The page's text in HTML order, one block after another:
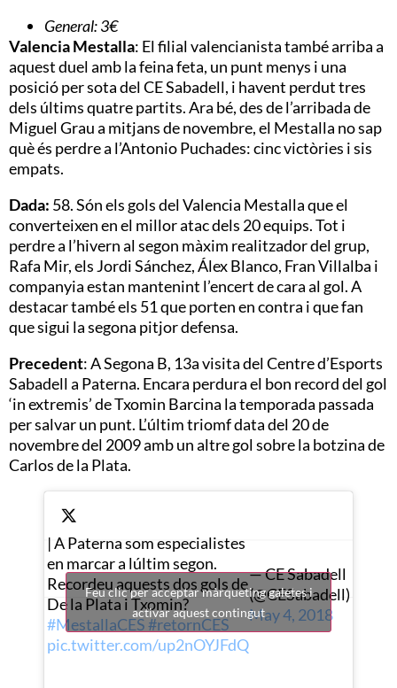
General: 3€
Valencia Mestalla: El filial valencianista també arriba a
aquest duel amb la feina feta, un punt menys i una
posició per sota del CE Sabadell, i havent perdut tres
dels últims quatre partits. Ara bé, des de l’arribada de
Miguel Grau a mitjans de novembre, el Mestalla no sap
què és perdre a l’Antonio Puchades: cinc victòries i sis
empats.
Dada: 58. Són els gols del Valencia Mestalla que el
converteixen en el millor atac dels 20 equips. Tot i
perdre a l’hivern al segon màxim realitzador del grup,
Rafa Mir, els Jordi Sánchez, Álex Blanco, Fran Villalba i
companyia estan mantenint l’encert de cara al gol. A
destacar també els 51 que porten en contra i que fan
que sigui la segona pitjor defensa.
Precedent:A Segona B, 13a visita del Centre d’Esports
Sabadell a Paterna. Encara perdura el bon record del gol
‘in extremis’ de Txomin Barcina la temporada passada
per salvar un punt. L’últim triomf data del 20 de
novembre del 2009 amb un altre gol sobre la botzina de
Carlos de la Plata.
| A Paterna som especialistes
en marcar a lúltim segon.
Recordeu aquests dos gols de
De la Plata i Txomin?
#MestallaCES#retornCES
pic.twitter.com/up2nOYJFdQ
— CE Sabadell
(@CESabadell)
May 4, 2018
Feu clic per acceptar màrqueting galetes i
activar aquest contingut